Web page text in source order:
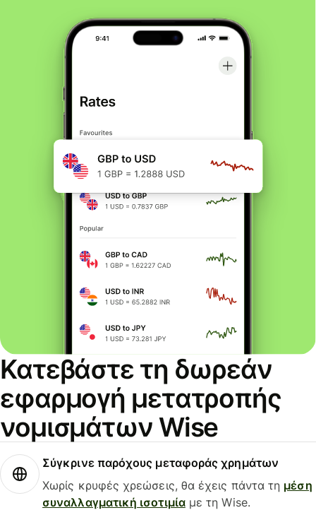
Κατεβάστε τη δωρεάν
εφαρμογή μετατροπής
νομισμάτων Wise
Σύγκρινε παρόχους μεταφοράς χρημάτων
Χωρίς κρυφές χρεώσεις, θα έχεις πάντα τη μέση
συναλλαγματική ισοτιμίαμε τη Wise.